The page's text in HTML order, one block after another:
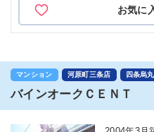
お気に
マンション 河原町三条店 四条烏
バインオークＣＥＮＴ